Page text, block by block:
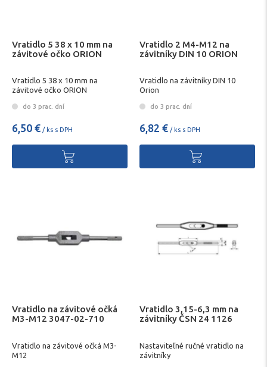
Vratidlo 5 38 x 10 mm na
závitové očko ORION
Vratidlo 5 38 x 10 mm na
závitové očko ORION
do 3 prac. dní
6,50 € / ks s DPH
Vratidlo 2 M4-M12 na
závitníky DIN 10 ORION
Vratidlo na závitníky DIN 10
Orion
do 3 prac. dní
6,82 € / ks s DPH
Vratidlo na závitové očká
M3-M12 3047-02-710
Vratidlo na závitové očká M3-
M12
Vratidlo 3,15-6,3 mm na
závitníky ČSN 24 1126
Nastaviteľné ručné vratidlo na
závitníky